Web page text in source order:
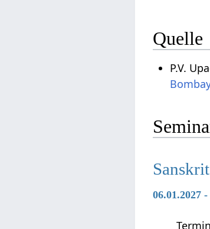
Quelle
P.V.
06.01.2027